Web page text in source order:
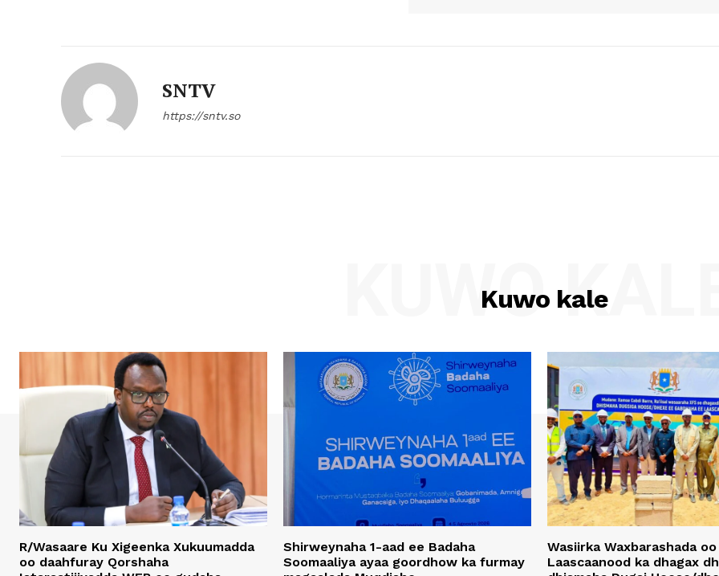
SNTV
https://sntv.so
Kuwo kale
KUWO
R/Wasaare Ku Xigeenka Xukuumadda
oo daahfuray Qorshaha
Shirweynaha 1-aad ee Badaha
Soomaaliya ayaa goordhow ka furmay
Wasiirka Waxbarashada
Laascaanood ka dhagax